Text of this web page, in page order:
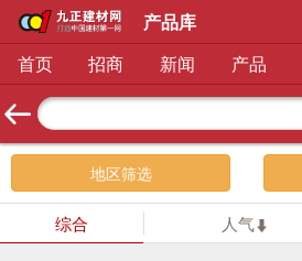
产品库
首页
招商 新闻 产品
地区筛选
综合 人气